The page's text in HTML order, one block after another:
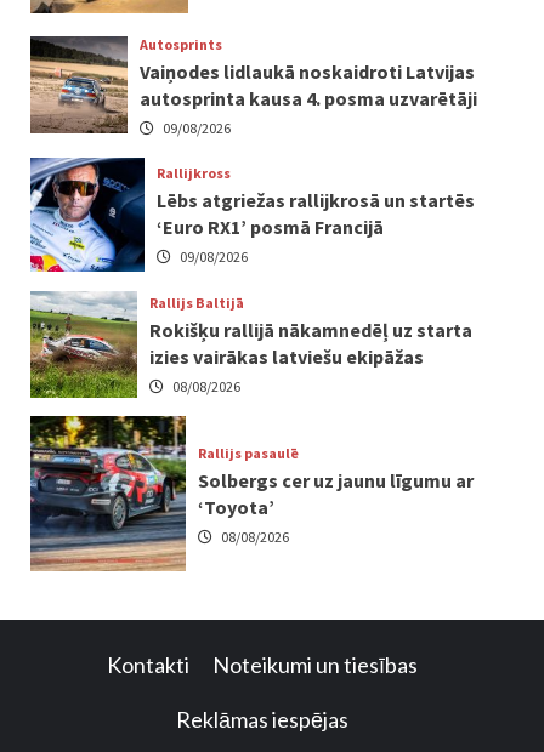
Autosprints
Vaiņodes lidlaukā noskaidroti Latvijas
autosprinta kausa 4. posma uzvarētāji
09/08/2026
Rallijkross
Lēbs atgriežas rallijkrosā un startēs
‘Euro RX1’ posmā Francijā
09/08/2026
Rallijs Baltijā
Rokišķu rallijā nākamnedēļ uz starta
izies vairākas latviešu ekipāžas
08/08/2026
Rallijs pasaulē
Solbergs cer uz jaunu līgumu ar
‘Toyota’
08/08/2026
Kontakti Noteikumi un tiesības
Reklāmas iespējas